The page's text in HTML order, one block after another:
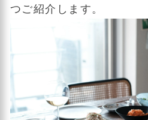
つご紹介します。